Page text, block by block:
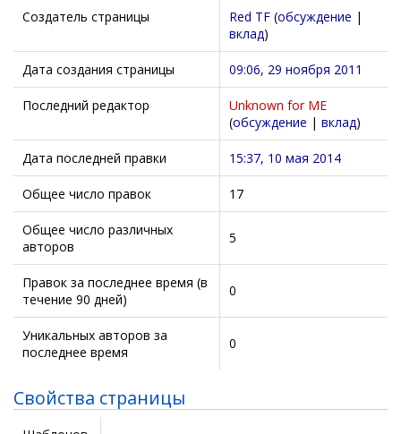
Создатель страницы Red TF (обсуждение |
вклад)
Дата создания страницы 09:06, 29 ноября 2011
Последний редактор
Unknown for ME
(обсуждение | вклад)
Дата последней правки 15:37, 10 мая 2014
Общее число правок 17
Общее число различных
авторов
5
Правок за последнее время (в
течение 90 дней)
0
Уникальных авторов за
последнее время
0
Свойства страницы